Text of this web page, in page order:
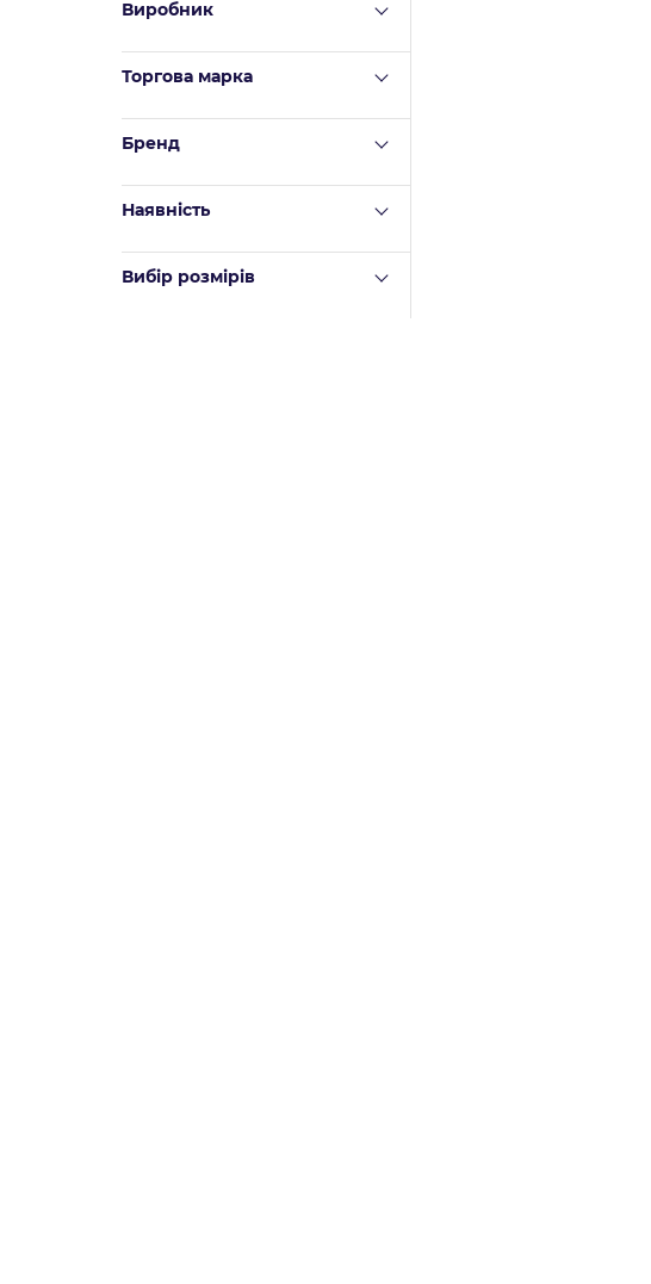
Виробник
Торгова марка
Бренд
Наявність
Вибір розмірів